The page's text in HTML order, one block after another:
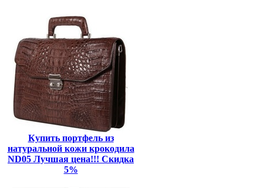
Купить портфель из
натуральной кожи крокодила
ND05 Лучшая цена!!! Скидка
5%